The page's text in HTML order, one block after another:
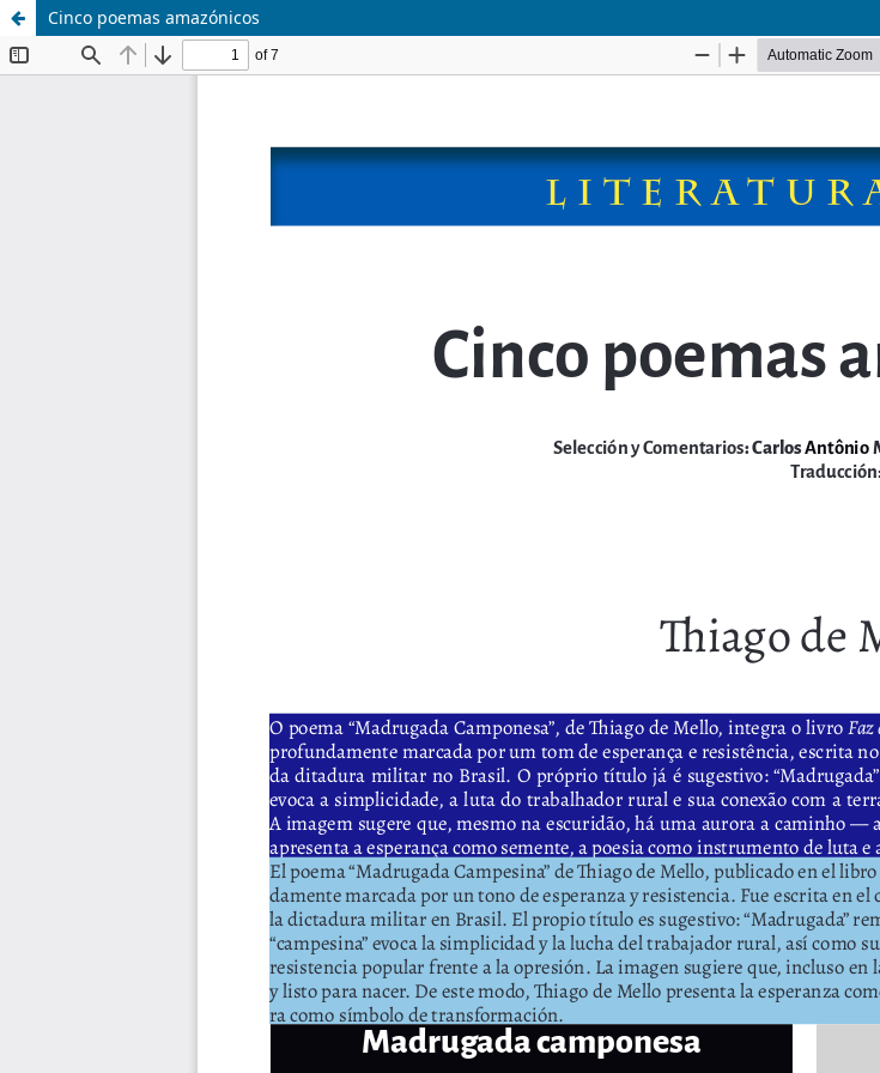
Cinco poemas amazónicos